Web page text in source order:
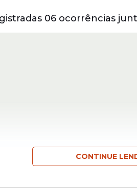
06 ocorrências
de lona plástica;
CONTINUE